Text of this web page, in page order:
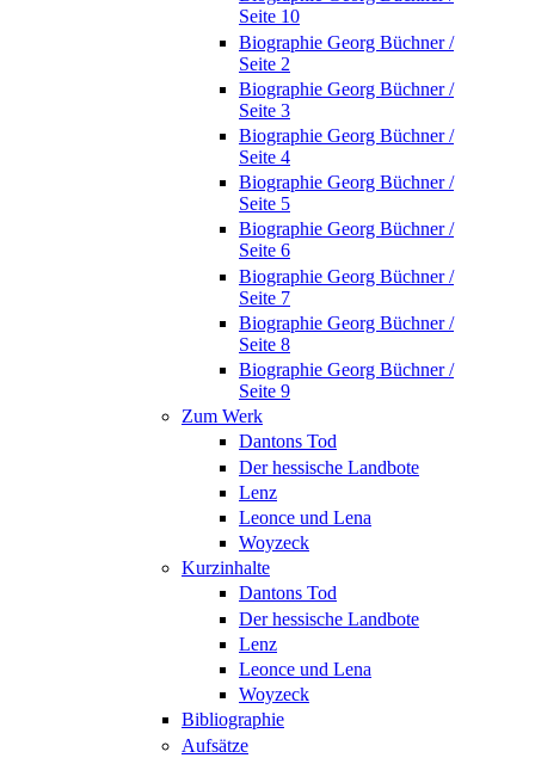
Seite 10
Biographie Georg Büchner /
Seite 2
Biographie Georg Büchner /
Seite 3
Biographie Georg Büchner /
Seite 4
Biographie Georg Büchner /
Seite 5
Biographie Georg Büchner /
Seite 6
Biographie Georg Büchner /
Seite 7
Biographie Georg Büchner /
Seite 8
Biographie Georg Büchner /
Seite 9
Zum Werk
Dantons Tod
Der hessische Landbote
Lenz
Leonce und Lena
Woyzeck
Kurzinhalte
Dantons Tod
Der hessische Landbote
Lenz
Leonce und Lena
Woyzeck
Bibliographie
Aufsätze